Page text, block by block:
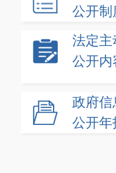
公开制
法定主
公开内
政府信
公开年